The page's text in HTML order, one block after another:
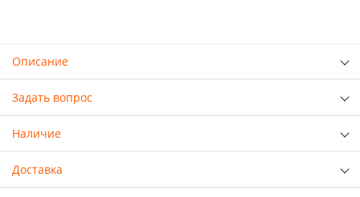
Описание
Задать вопрос
Наличие
Доставка